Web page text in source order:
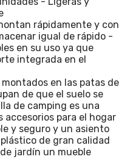
rápidamente y con
igual de rápido -
en su uso ya que
integrada en el
en las patas de
de que el suelo se
de camping es una
para el hogar
y seguro y un asiento
de gran calidad
jardín un mueble